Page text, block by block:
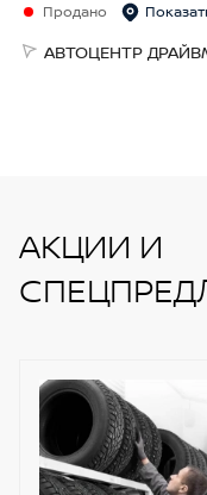
Продано
АВТОЦЕНТР
АКЦИИ И